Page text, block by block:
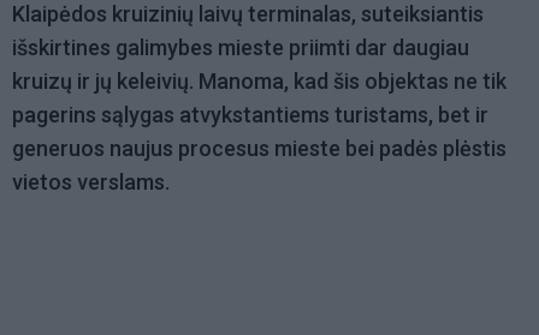
Klaipėdos kruizinių laivų terminalas, suteiksiantis
išskirtines galimybes mieste priimti dar daugiau
kruizų ir jų keleivių. Manoma, kad šis objektas ne tik
pagerins sąlygas atvykstantiems turistams, bet ir
generuos naujus procesus mieste bei padės plėstis
vietos verslams.